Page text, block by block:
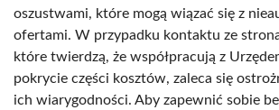
oszustwami, które mogą wiązać się z
ofertami. W przypadku kontaktu ze
które twierdzą, że współpracują z
pokrycie części kosztów, zaleca się
ich wiarygodności. Aby zapewnić sobie